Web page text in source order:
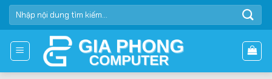
Bỏ
qua
dung
TÌM
KIẾM: